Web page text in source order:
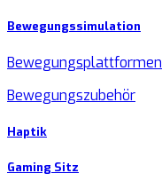
Bewegungssimulation
Bewegungsplattformen
Bewegungszubehör
Haptik
Gaming Sitz